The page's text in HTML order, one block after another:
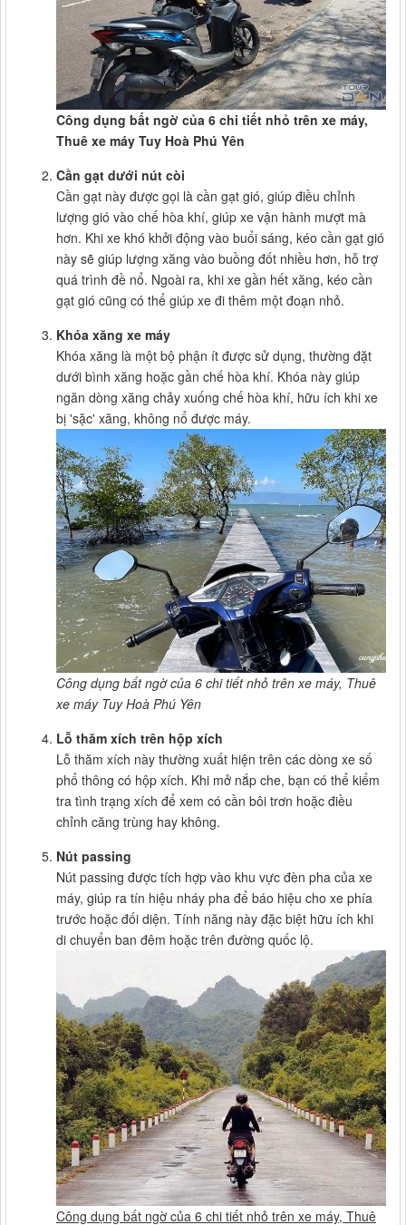
Công dụng bất ngờ của 6 chi tiết nhỏ trên xe máy,
Thuê xe máy Tuy Hoà Phú Yên
Cần gạt dưới nút còi
Cần gạt này được gọi là cần gạt gió, giúp điều chỉnh
lượng gió vào chế hòa khí, giúp xe vận hành mượt mà
hơn. Khi xe khó khởi động vào buổi sáng, kéo cần gạt gió
này sẽ giúp lượng xăng vào buồng đốt nhiều hơn, hỗ trợ
quá trình đề nổ. Ngoài ra, khi xe gần hết xăng, kéo cần
gạt gió cũng có thể giúp xe đi thêm một đoạn nhỏ.
Khóa xăng xe máy
Khóa xăng là một bộ phận ít được sử dụng, thường đặt
dưới bình xăng hoặc gần chế hòa khí. Khóa này giúp
ngăn dòng xăng chảy xuống chế hòa khí, hữu ích khi xe
bị 'sặc' xăng, không nổ được máy.
Công dụng bất ngờ của 6 chi tiết nhỏ trên xe máy, Thuê
xe máy Tuy Hoà Phú Yên
Lỗ thăm xích trên hộp xích
Lỗ thăm xích này thường xuất hiện trên các dòng xe số
phổ thông có hộp xích. Khi mở nắp che, bạn có thể kiểm
tra tình trạng xích để xem có cần bôi trơn hoặc điều
chỉnh căng trùng hay không.
Nút passing
Nút passing được tích hợp vào khu vực đèn pha của xe
máy, giúp ra tín hiệu nháy pha để báo hiệu cho xe phía
trước hoặc đối diện. Tính năng này đặc biệt hữu ích khi
di chuyển ban đêm hoặc trên đường quốc lộ.
Công dụng bất ngờ của 6 chi tiết nhỏ trên xe máy, Thuê